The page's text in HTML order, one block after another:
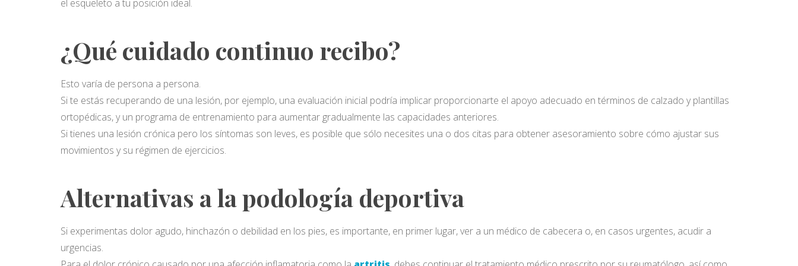
el esqueleto a tu posición ideal.
¿Qué cuidado continuo recibo?
Esto varía de persona a persona.
Si te estás recuperando de una lesión, por ejemplo, una evaluación inicial podría implicar proporcionarte el apoyo adecuado en términos de calzado y plantillas
ortopédicas, y un programa de entrenamiento para aumentar gradualmente las capacidades anteriores.
Si tienes una lesión crónica pero los síntomas son leves, es posible que sólo necesites una o dos citas para obtener asesoramiento sobre cómo ajustar sus
movimientos y su régimen de ejercicios.
Alternativas a la podología deportiva
Si experimentas dolor agudo, hinchazón o debilidad en los pies, es importante, en primer lugar, ver a un médico de cabecera o, en casos urgentes, acudir a
urgencias.